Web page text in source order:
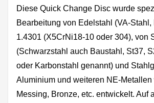
Diese Quick Change Disc wurde
Bearbeitung von Edelstahl (VA-Stahl,
1.4301 (X5CrNi18-10 oder 304), von
(Schwarzstahl auch Baustahl, St37,
oder Karbonstahl genannt) und
Aluminium und weiteren NE-Metallen
Messing, Bronze, etc. entwickelt. Auf